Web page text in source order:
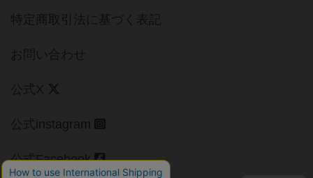
特定商取引法に基づく表記
お問い合わせ
公式X
公式instagram
公式Facebook